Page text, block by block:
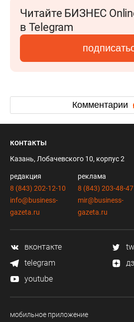
Читайте БИЗНЕС
в Telegram
Комментарии
контакты
Казань, Лобачевского 10, корпус 2
редакция
8 (843) 202-12-10
info@business-
gazeta.ru
реклама
8 (843) 203-48-47
mir@business-
gazeta.ru
вконтакте
telegram
youtube
мобильное приложение